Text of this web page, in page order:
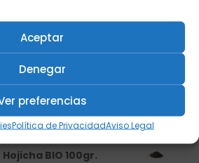
Aceptar
Denegar
preferencias
Política de PrivacidadAviso Legal
BIO 500 gr.
BIO 250 gr.
BIO 50gr.
BIO 100gr.